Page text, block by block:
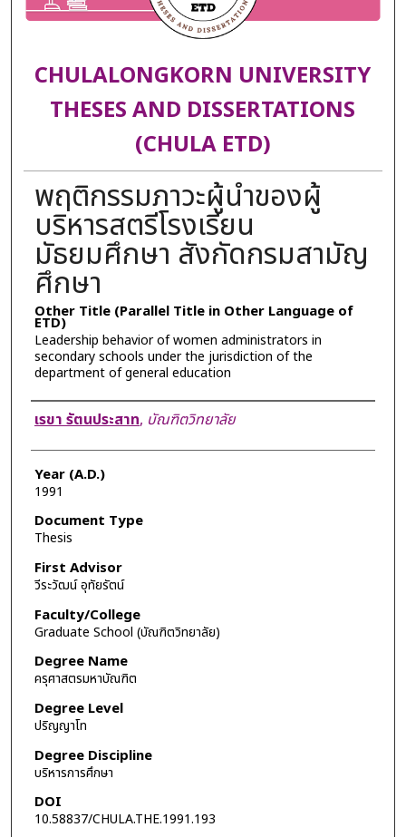
CHULALONGKORN UNIVERSITY
THESES AND DISSERTATIONS
(CHULA ETD)
พฤติกรรมภาวะผู้นำของผู้
บริหารสตรีโรงเรียน
มัธยมศึกษา สังกัดกรมสามัญ
ศึกษา
Other Title (Parallel Title in Other Language of
ETD)
Leadership behavior of women administrators in
secondary schools under the jurisdiction of the
department of general education
Author
เรขา รัตนประสาท, บัณฑิตวิทยาลัย
Year (A.D.)
1991
Document Type
Thesis
First Advisor
วีระวัฒน์ อุทัยรัตน์
Faculty/College
Graduate School (บัณฑิตวิทยาลัย)
Degree Name
ครุศาสตรมหาบัณฑิต
Degree Level
ปริญญาโท
Degree Discipline
บริหารการศึกษา
DOI
10.58837/CHULA.THE.1991.193